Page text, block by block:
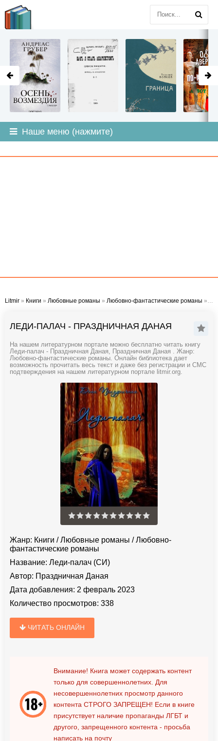
Наше меню (нажмите)
Litmir » Книги » Любовные романы » Любовно-фантастические романы » Леди-палач - Праздничная Даная
ЛЕДИ-ПАЛАЧ - ПРАЗДНИЧНАЯ ДАНАЯ
На нашем литературном портале можно бесплатно читать книгу
Леди-палач - Праздничная Даная, Праздничная Даная . Жанр:
Любовно-фантастические романы. Онлайн библиотека дает
возможность прочитать весь текст и даже без регистрации и СМС
подтверждения на нашем литературном портале litmir.org.
Жанр: Книги /Любовные романы /Любовно-
фантастические романы
Название: Леди-палач (СИ)
Автор: Праздничная Даная
Дата добавления: 2 февраль 2023
Количество просмотров: 338
ЧИТАТЬ ОНЛАЙН
Внимание! Книга может содержать контент
только для совершеннолетних. Для
несовершеннолетних просмотр данного
контента СТРОГО ЗАПРЕЩЕН! Если в книге
присутствует наличие пропаганды ЛГБТ и
другого, запрещенного контента - просьба
написать на почту
LITMIR.ORG